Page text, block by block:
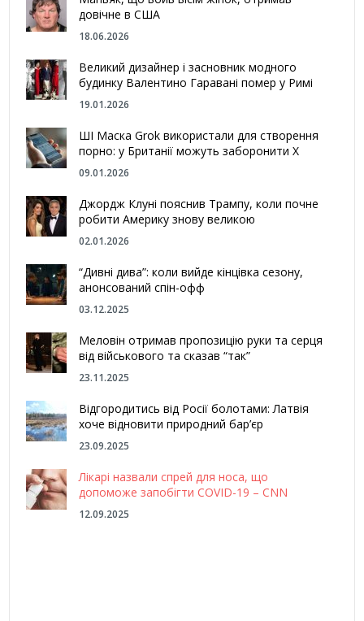
довічне в США
18.06.2026
Великий дизайнер і засновник модного
будинку Валентино Гаравані помер у Римі
19.01.2026
ШІ Маска Grok використали для створення
порно: у Британії можуть заборонити Х
09.01.2026
Джордж Клуні пояснив Трампу, коли почне
робити Америку знову великою
02.01.2026
“Дивні дива”: коли вийде кінцівка сезону,
анонсований спін-офф
03.12.2025
Меловін отримав пропозицію руки та серця
від військового та сказав “так”
23.11.2025
Відгородитись від Росії болотами: Латвія
хоче відновити природний бар’єр
23.09.2025
Лікарі назвали спрей для носа, що
допоможе запобігти COVID-19 – CNN
12.09.2025